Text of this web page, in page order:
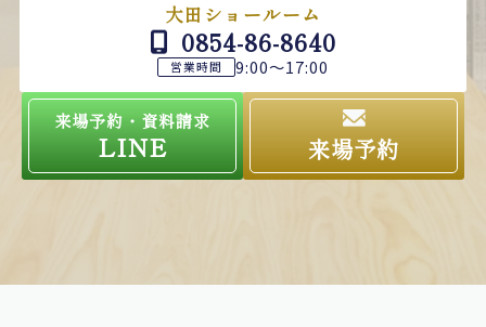
大田ショールーム
0854-86-8640
営業時間 9:00～17:00
来場予約・資料請求
LINE 来場予約